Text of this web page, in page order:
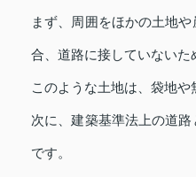
まず、周囲をほかの土地
合、道路に接していないた
このような土地は、袋地や
次に、建築基準法上の道
です。